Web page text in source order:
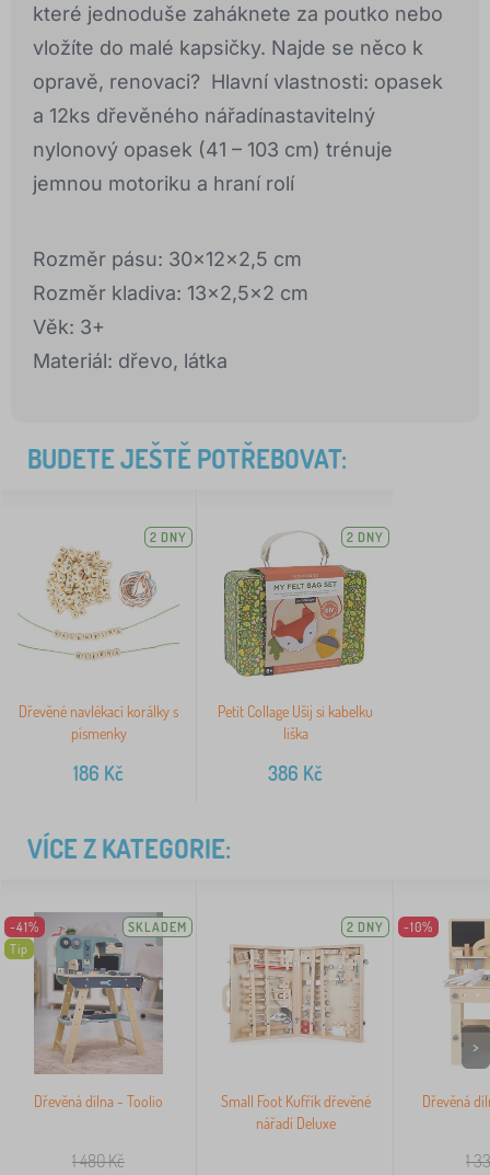
které jednoduše zaháknete za poutko nebo
vložíte do malé kapsičky. Najde se něco k
opravě, renovaci? Hlavní vlastnosti: opasek
a 12ks dřevěného nářadínastavitelný
nylonový opasek (41 – 103 cm) trénuje
jemnou motoriku a hraní rolí
Rozměr pásu: 30x12x2,5 cm
Rozměr kladiva: 13x2,5x2 cm
Věk: 3+
Materiál: dřevo, látka
BUDETE JEŠTĚ POTŘEBOVAT:
2 DNY
Dřevěné navlékací korálky s
písmenky
186 Kč
2 DNY
Petit Collage Ušij si kabelku
liška
386 Kč
VÍCE Z KATEGORIE:
-41%
Tip
SKLADEM
Dřevěná dílna - Toolio
1 480Kč
2 DNY
Small Foot Kufřík dřevěné
nářadí Deluxe
-10%
Dřevěná
1
>